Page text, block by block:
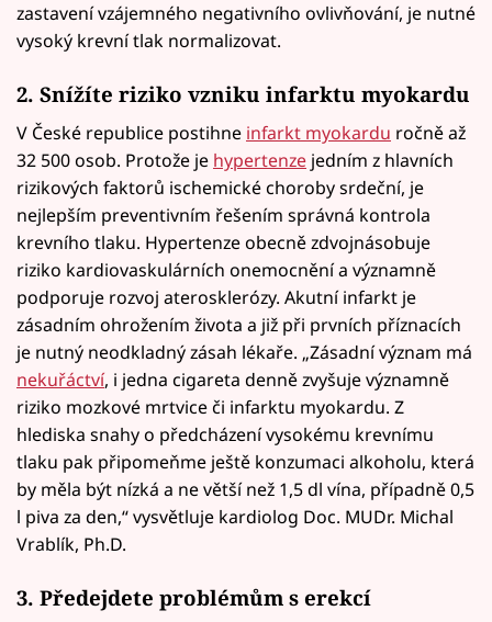
zastavení vzájemného negativního ovlivňování, je nutné
vysoký krevní tlak normalizovat.
2. Snížíte riziko vzniku infarktu myokardu
V České republice postihne infarkt myokardu ročně až
32 500 osob. Protože je hypertenze jedním z hlavních
rizikových faktorů ischemické choroby srdeční, je
nejlepším preventivním řešením správná kontrola
krevního tlaku. Hypertenze obecně zdvojnásobuje
riziko kardiovaskulárních onemocnění a významně
podporuje rozvoj aterosklerózy. Akutní infarkt je
zásadním ohrožením života a již při prvních příznacích
je nutný neodkladný zásah lékaře. „Zásadní význam má
nekuřáctví, i jedna cigareta denně zvyšuje významně
riziko mozkové mrtvice či infarktu myokardu. Z
hlediska snahy o předcházení vysokému krevnímu
tlaku pak připomeňme ještě konzumaci alkoholu, která
by měla být nízká a ne větší než 1,5 dl vína, případně 0,5
l piva za den,“ vysvětluje kardiolog Doc. MUDr. Michal
Vrablík, Ph.D.
3. Předejdete problémům s erekcí